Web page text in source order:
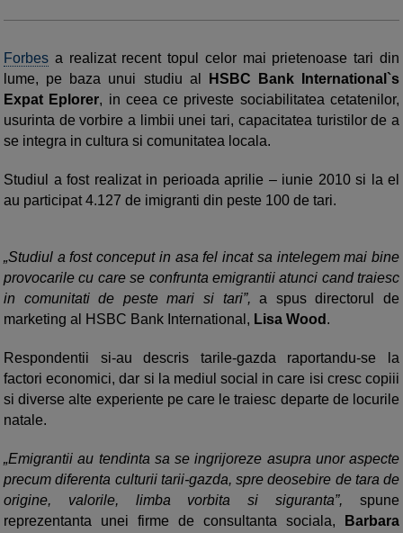
Forbes a realizat recent topul celor mai prietenoase tari din
lume, pe baza unui studiu al
HSBC Bank International`s
Expat Eplorer, in ceea ce priveste sociabilitatea cetatenilor,
usurinta de vorbire a limbii unei tari, capacitatea turistilor de a
se integra in cultura si comunitatea locala.
Studiul a fost realizat in perioada aprilie – iunie 2010 si la el
au participat 4.127 de imigranti din peste 100 de tari.
„Studiul a fost conceput in asa fel incat sa intelegem mai bine
provocarile cu care se confrunta emigrantii atunci cand traiesc
in comunitati de peste mari si tari”, a spus directorul de
marketing al HSBC Bank International, Lisa Wood .
Respondentii si-au descris tarile-gazda raportandu-se la
factori economici, dar si la mediul social in care isi cresc copiii
si diverse alte experiente pe care le traiesc departe de locurile
natale.
„Emigrantii au tendinta sa se ingrijoreze asupra unor aspecte
precum diferenta culturii tarii-gazda, spre deosebire de tara de
origine, valorile, limba vorbita si siguranta”, spune
reprezentanta unei firme de consultanta sociala, Barbara